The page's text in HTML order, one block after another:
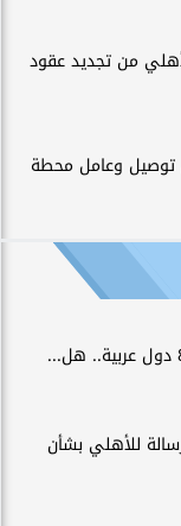
من تجديد عقود
توصيل وعامل محطة
للأهلي بشأن